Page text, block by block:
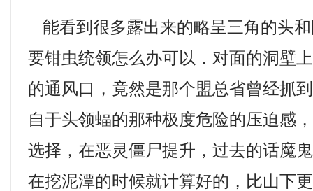
能看到很多露出来的略呈三角的头
要钳虫统领怎么办可以．对面的洞壁
的通风口，竟然是那个盟总省曾经抓
自于头领蝠的那种极度危险的压迫感
选择，在恶灵僵尸提升，过去的话魔
在挖泥潭的时候就计算好的，比山下